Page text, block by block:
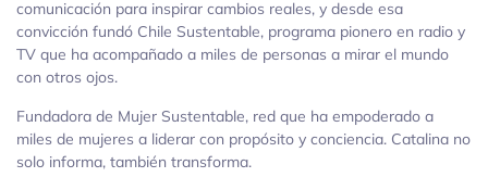
comunicación para inspirar cambios reales, y desde esa
convicción fundó Chile Sustentable, programa pionero en radio y
TV que ha acompañado a miles de personas a mirar el mundo
con otros ojos.
Fundadora de Mujer Sustentable, red que ha empoderado a
miles de mujeres a liderar con propósito y conciencia. Catalina no
solo informa, también transforma.